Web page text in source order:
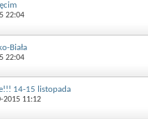
22:04
Biała
22:04
14-15 listopada
2015 11:12